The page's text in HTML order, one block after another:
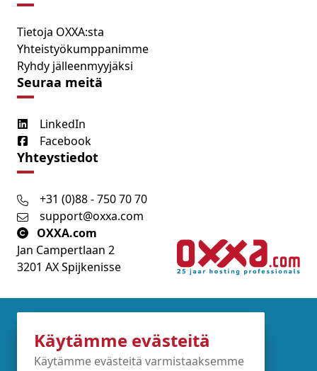
Käytämme evästeitä
Käytämme evästeitä varmistaaksemme
Tietoja OXXA:sta
Yhteistyökumppanimme
Ryhdy jälleenmyyjäksi
Seuraa meitä
LinkedIn
Facebook
Yhteystiedot
+31 (0)88 - 750 70 70
support@oxxa.com
OXXA.com
Jan Campertlaan 2
3201 AX Spijkenisse